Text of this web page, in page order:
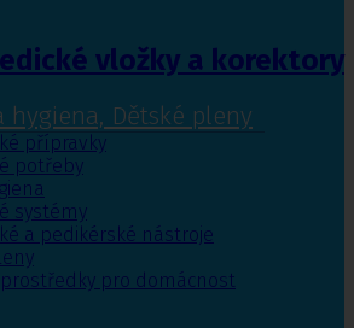
vložky a korektory
hygiena, Dětské pleny
přípravky
potřeby
systémy
a pedikérské nástroje
pro domácnost